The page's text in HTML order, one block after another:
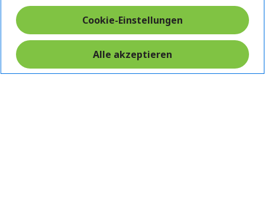
Vertrag widerrufen
Versand
Unterstützung
vor und nach
dem Kauf
Cookie-Einstellungen
Alle akzeptieren